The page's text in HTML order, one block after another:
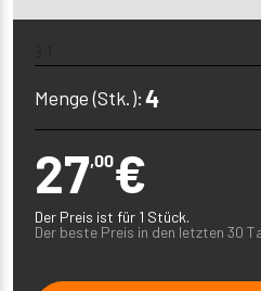
Menge (Stk.):
27,00€
Der Preis ist für 1 Stück.
Der beste Preis in den letzten 30